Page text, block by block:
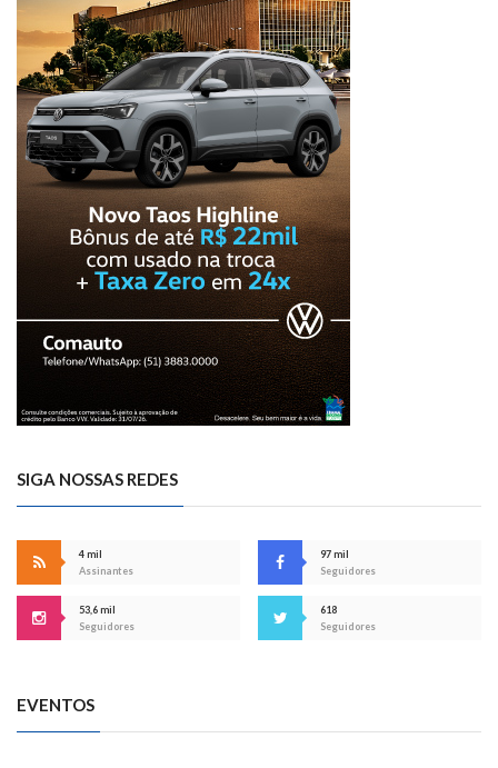
SIGA NOSSAS REDES
4 mil
Assinantes
97 mil
Seguidores
53,6 mil
Seguidores
618
Seguidores
EVENTOS